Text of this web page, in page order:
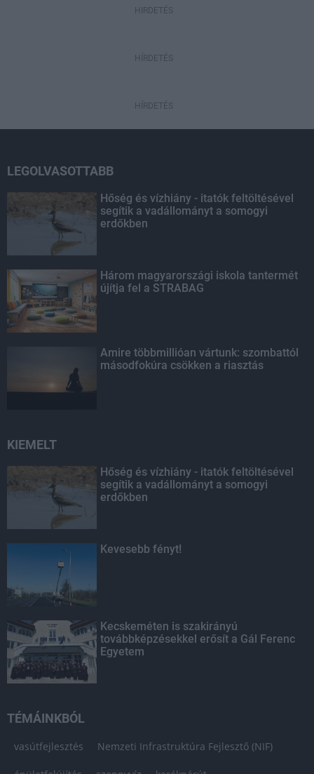
HIRDETÉS
HÍRDETÉS
HÍRDETÉS
LEGOLVASOTTABB
Hőség és vízhiány - itatók feltöltésével
segítik a vadállományt a somogyi
erdőkben
Három magyarországi iskola tantermét
újítja fel a STRABAG
Amire többmillióan vártunk: szombattól
másodfokúra csökken a riasztás
KIEMELT
Hőség és vízhiány - itatók feltöltésével
segítik a vadállományt a somogyi
erdőkben
Kevesebb fényt!
Kecskeméten is szakirányú
továbbképzésekkel erősít a Gál Ferenc
Egyetem
TÉMÁINKBÓL
vasútfejlesztés Nemzeti Infrastruktúra Fejlesztő (NIF)